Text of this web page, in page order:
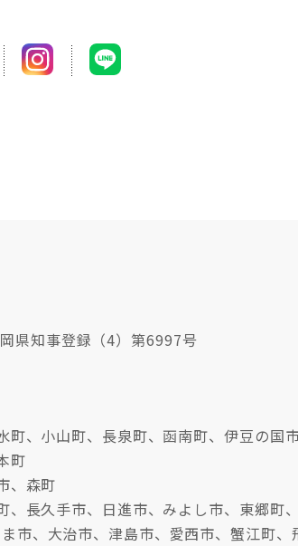
県知事登録（4）第6997号
、小山町、長泉町、函南町、伊豆の国
町
、森町
長久手市、日進市、みよし市、東郷町
市、大治市、津島市、愛西市、蟹江町